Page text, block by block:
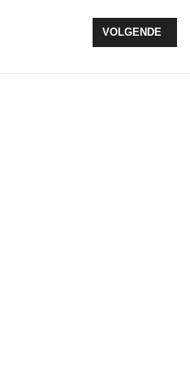
ST JANSDAL HARDERWIJK
VOLGENDE
VOLGENDE